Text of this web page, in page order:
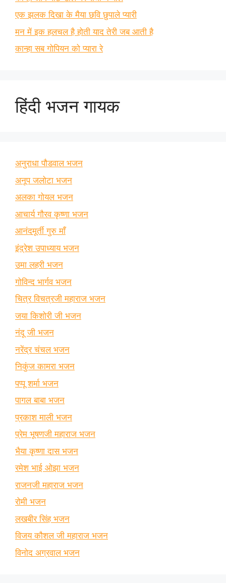
एक झलक दिखा के मैया छवि छुपाले प्यारी
मन में इक हलचल है होती याद तेरी जब आती है
कान्हा सब गोपियन को प्यारा रे
हिंदी भजन गायक
अनुराधा पौडवाल भजन
अनूप जलोटा भजन
अलका गोयल भजन
आचार्य गौरव कृष्णा भजन
आनंदमूर्ती गुरु माँ
इंद्रेश उपाध्याय भजन
उमा लहरी भजन
गोविन्द भार्गव भजन
चित्र विचत्रजी महाराज भजन
जया किशोरी जी भजन
नंदू जी भजन
नरेंद्र चंचल भजन
निकुंज कामरा भजन
पप्पू शर्मा भजन
पागल बाबा भजन
प्रकाश माली भजन
प्रेम भूषणजी महाराज भजन
भैया कृष्णा दास भजन
रमेश भाई ओझा भजन
राजनजी महाराज भजन
रोमी भजन
लखबीर सिंह भजन
विजय कौशल जी महाराज भजन
विनोद अग्रवाल भजन